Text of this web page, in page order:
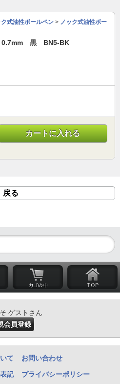
ク式油性ボールペン > ノック式油性ボー
0.7mm 黒 BN5-BK
カートに入れる
戻る
ゲストさん
会員登録
て お問い合わせ
記 プライバシーポリシー